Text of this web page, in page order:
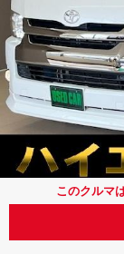
このクルマ